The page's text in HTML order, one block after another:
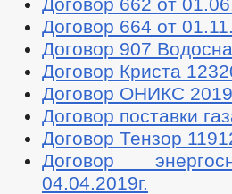
Договор 664 от
Договор 907
Договор Криста
Договор ОНИКС 2019
Договор поставки
Договор Тензор
Договор
04.04.2019г.